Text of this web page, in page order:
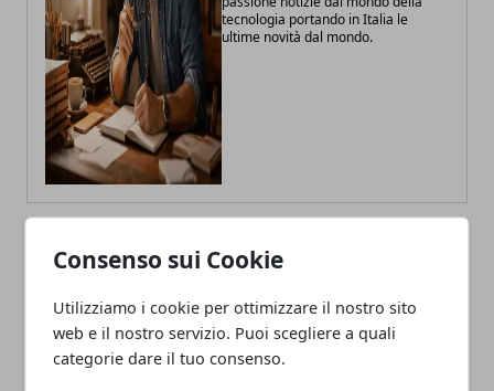
Consenso sui Cookie
Utilizziamo i cookie per ottimizzare il nostro sito
web e il nostro servizio. Puoi scegliere a quali
categorie dare il tuo consenso.
tecnologia portando in Italia le
ultime novità dal mondo.
ARTICOLI CORRELATI